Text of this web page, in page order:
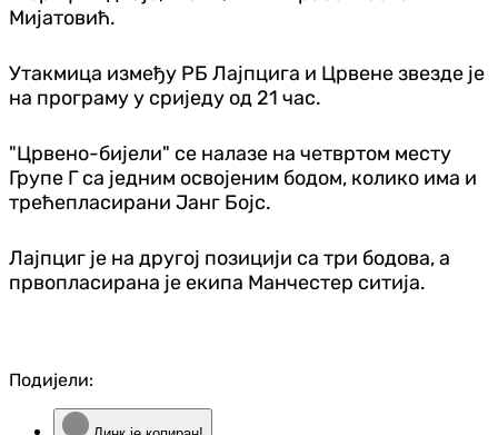
Мијатовић.
Утакмица између РБ Лајпцига и Црвене звезде је
на програму у сриједу од 21 час.
"Црвено-бијели" се налазе на четвртом месту
Групе Г са једним освојеним бодом, колико има и
трећепласирани Јанг Бојс.
Лајпциг је на другој позицији са три бодова, а
првопласирана је екипа Манчестер ситија.
Подијели: